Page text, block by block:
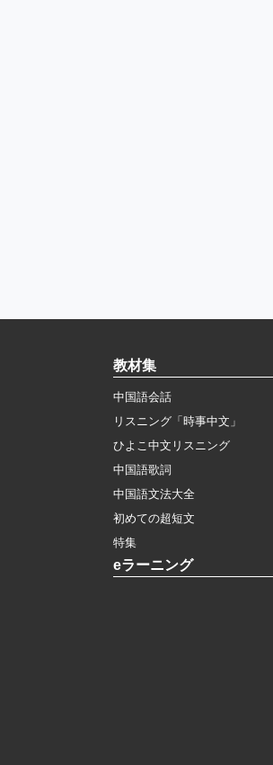
教材集
中国語会話
リスニング「時事中文」
ひよこ中文リスニング
中国語歌詞
中国語文法大全
初めての超短文
特集
eラーニング